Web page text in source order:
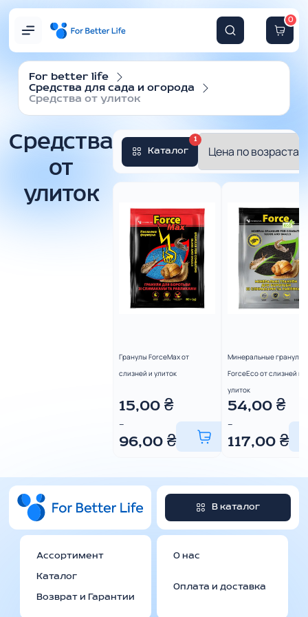
0
For better life
Средства для сада и огорода
Средства от улиток
Средства
от
улиток
Каталог
1
Гранулы ForceMax от
слизней и улиток
15,00₴
–
96,00₴
Минеральные гранулы
ForceEco от слизней и
улиток
54,00 ₴
–
117,00 ₴
В каталог
Ассортимент
Каталог
Возврат и Гарантии
О нас
Оплата и доставка